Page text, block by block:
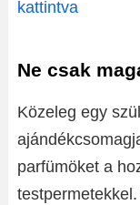
kattintva
Ne csak
Közeleg egy
parfümöket a